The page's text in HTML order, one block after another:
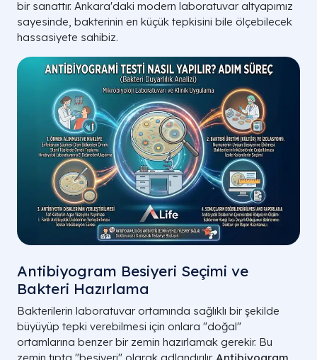
bir sanattır. Ankara'daki modern laboratuvar altyapımız
sayesinde, bakterinin en küçük tepkisini bile ölçebilecek
hassasiyete sahibiz.
Antibiyogram Besiyeri Seçimi ve
Bakteri Hazırlama
Bakterilerin laboratuvar ortamında sağlıklı bir şekilde
büyüyüp tepki verebilmesi için onlara "doğal"
ortamlarına benzer bir zemin hazırlamak gerekir. Bu